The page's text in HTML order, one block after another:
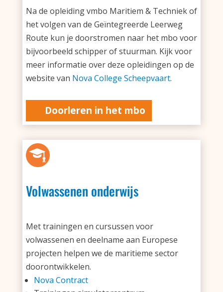
Na de opleiding vmbo Maritiem & Techniek of
het volgen van de Geïntegreerde Leerweg
Route kun je doorstromen naar het mbo voor
bijvoorbeeld schipper of stuurman. Kijk voor
meer informatie over deze opleidingen op de
website van Nova College Scheepvaart.
Doorleren in het mbo
Volwassenen onderwijs
Met trainingen en cursussen voor
volwassenen en deelname aan Europese
projecten helpen we de maritieme sector
doorontwikkelen.
Nova Contract